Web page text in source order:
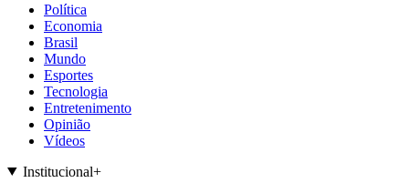
Política
Economia
Brasil
Mundo
Esportes
Tecnologia
Entretenimento
Opinião
Vídeos
Institucional+